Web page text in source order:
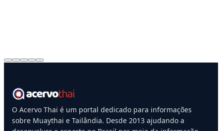
O Acervo Thai é um portal dedicado para informações
sobre Muaythai e Tailândia. Desde 2013 ajudando a